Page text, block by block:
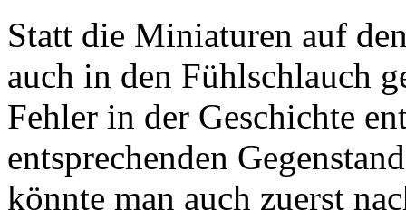
Statt die Miniaturen auf
auch in den Fühlschlauch
Fehler in der Geschichte
entsprechenden
könnte man auch zuerst